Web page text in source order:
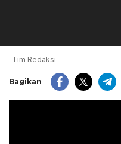
Tim Redaksi
Bagikan